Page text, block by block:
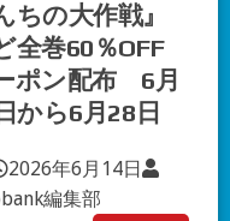
ちの大作戦』
全巻60％OFF
ポン配布 6月
から6月28日
2026年6月14日
編集部